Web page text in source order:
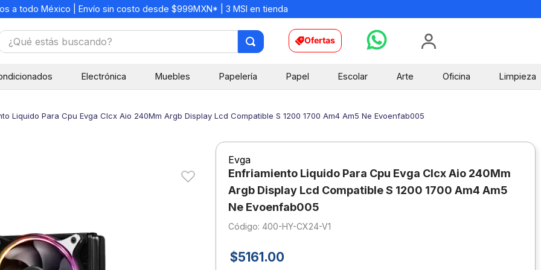
a todo México | Envío sin costo desde $999MXN* | 3 MSI en tienda
estás buscando? Ofertas
Electrónica Muebles Papelería Papel Escolar Arte Oficina Limpieza
Liquido Para Cpu Evga Clcx Aio 240Mm Argb Display Lcd Compatible S 1200 1700 Am4 Am5 Ne Evoenfab005
Evga
Enfriamiento Liquido Para Cpu Evga Clcx Aio 240Mm
Argb Display Lcd Compatible S 1200 1700 Am4 Am5
Ne Evoenfab005
: 400-HY-CX24-V1
$5161.00
escolar
9.
escritorio